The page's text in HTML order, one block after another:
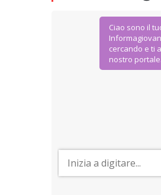
Ciao sono il
cercando e ti
nostro portale.
IoStudio. La